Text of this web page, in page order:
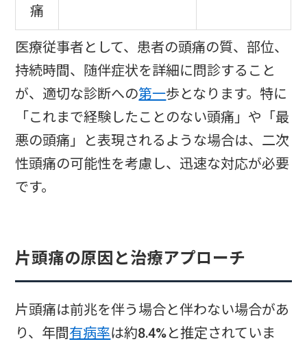
痛
医療従事者として、患者の頭痛の質、部位、
持続時間、随伴症状を詳細に問診すること
が、適切な診断への第一歩となります。特に
「これまで経験したことのない頭痛」や「最
悪の頭痛」と表現されるような場合は、二次
性頭痛の可能性を考慮し、迅速な対応が必要
です。
片頭痛の原因と治療アプローチ
片頭痛は前兆を伴う場合と伴わない場合があ
り、年間有病率は約8.4%と推定されていま